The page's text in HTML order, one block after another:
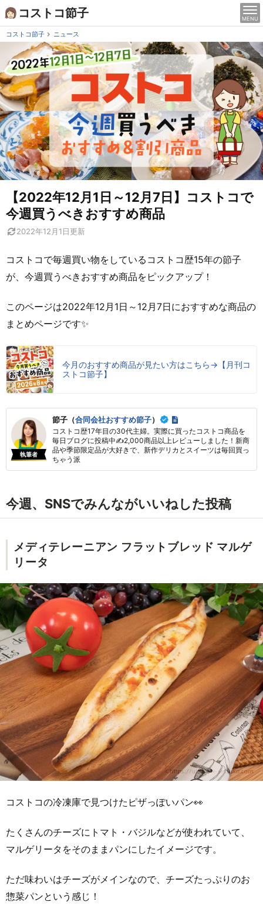
Skip
to
content
コストコ節子 MENU
コストコ節子 ニュース
【2022年12月1日～12月7日】コストコで
今週買うべきおすすめ商品
2022年12月1日更新
コストコで毎週買い物をしているコストコ歴15年の節子
が、今週買うべきおすすめ商品をピックアップ！
このページは2022年12月1日～12月7日におすすめな商品の
まとめページです✨
今月のおすすめ商品が見たい方はこちら→【月刊コ
ストコ節子】
執筆者
節子（合同会社おすすめ節子）
コストコ歴17年目の30代主婦。実際に買ったコストコ商品を
毎日ブログに投稿中✍2,000商品以上レビューしました！新商
品や季節限定品が大好きで、新作デリカとスイーツは毎回買っ
ちゃう派
今週、SNSでみんながいいねした投稿
メディテレーニアン フラットブレッド マルゲ
リータ
コストコの冷凍庫で見つけたピザっぽいパン👀
たくさんのチーズにトマト・バジルなどが使われていて、
マルゲリータをそのままパンにしたイメージです。
ただ味わいはチーズがメインなので、チーズたっぷりのお
惣菜パンという感じ！